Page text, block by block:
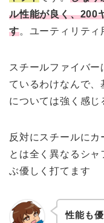
ル性能が良く、200
す。ユーティリティ
スチールファイバ
ているわけなんで、
については強く感じ
反対にスチールに
とは全く異なるシ
ぶ優しく打てます
性能も